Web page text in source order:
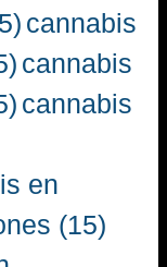
cannabis
cannabis
cannabis
en
(15)